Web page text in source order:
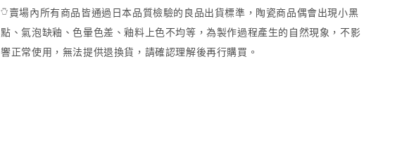
𓏋賣場內所有商品皆通過日本品質檢驗的良品出貨標準，陶瓷商品偶會出現小黑
點、氣泡缺釉、色暈色差、釉料上色不均等，為製作過程產生的自然現象，不影
響正常使用，無法提供退換貨，請確認理解後再行購買。